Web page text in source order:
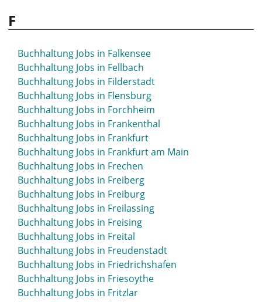
Buchhaltung Jobs in Eschborn
Buchhaltung Jobs in Espelkamp
Buchhaltung Jobs in Essen
Buchhaltung Jobs in Esslingen
Buchhaltung Jobs in Ettlingen
Buchhaltung Jobs in Euskirchen
Buchhaltung Jobs in Eutin
F
Buchhaltung Jobs in Falkensee
Buchhaltung Jobs in Fellbach
Buchhaltung Jobs in Filderstadt
Buchhaltung Jobs in Flensburg
Buchhaltung Jobs in Forchheim
Buchhaltung Jobs in Frankenthal
Buchhaltung Jobs in Frankfurt
Buchhaltung Jobs in Frankfurt am Main
Buchhaltung Jobs in Frechen
Buchhaltung Jobs in Freiberg
Buchhaltung Jobs in Freiburg
Buchhaltung Jobs in Freilassing
Buchhaltung Jobs in Freising
Buchhaltung Jobs in Freital
Buchhaltung Jobs in Freudenstadt
Buchhaltung Jobs in Friedrichshafen
Buchhaltung Jobs in Friesoythe
Buchhaltung Jobs in Fritzlar